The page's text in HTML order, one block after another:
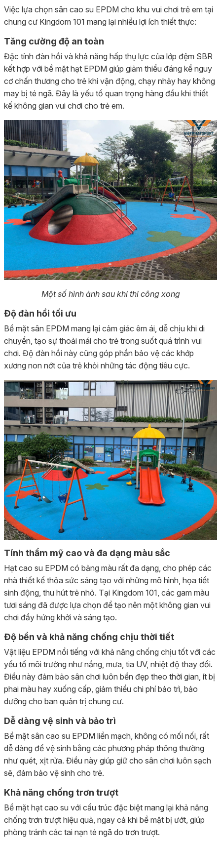
Việc lựa chọn sân cao su EPDM cho khu vui chơi trẻ em tại
chung cư Kingdom 101 mang lại nhiều lợi ích thiết thực:
Tăng cường độ an toàn
Đặc tính đàn hồi và khả năng hấp thụ lực của lớp đệm SBR
kết hợp với bề mặt hạt EPDM giúp giảm thiểu đáng kể nguy
cơ chấn thương cho trẻ khi vận động, chạy nhảy hay không
may bị té ngã. Đây là yếu tố quan trọng hàng đầu khi thiết
kế không gian vui chơi cho trẻ em.
Một số hình ảnh sau khi thi công xong
Độ đàn hồi tối ưu
Bề mặt sân EPDM mang lại cảm giác êm ái, dễ chịu khi di
chuyển, tạo sự thoải mái cho trẻ trong suốt quá trình vui
chơi. Độ đàn hồi này cũng góp phần bảo vệ các khớp
xương non nớt của trẻ khỏi những tác động tiêu cực.
Tính thẩm mỹ cao và đa dạng màu sắc
Hạt cao su EPDM có bảng màu rất đa dạng, cho phép các
nhà thiết kế thỏa sức sáng tạo với những mô hình, họa tiết
sinh động, thu hút trẻ nhỏ. Tại Kingdom 101, các gam màu
tươi sáng đã được lựa chọn để tạo nên một không gian vui
chơi đầy hứng khởi và sáng tạo.
Độ bền và khả năng chống chịu thời tiết
Vật liệu EPDM nổi tiếng với khả năng chống chịu tốt với các
yếu tố môi trường như nắng, mưa, tia UV, nhiệt độ thay đổi.
Điều này đảm bảo sân chơi luôn bền đẹp theo thời gian, ít bị
phai màu hay xuống cấp, giảm thiểu chi phí bảo trì, bảo
dưỡng cho ban quản trị chung cư.
Dễ dàng vệ sinh và bảo trì
Bề mặt sân cao su EPDM liền mạch, không có mối nối, rất
dễ dàng để vệ sinh bằng các phương pháp thông thường
như quét, xịt rửa. Điều này giúp giữ cho sân chơi luôn sạch
sẽ, đảm bảo vệ sinh cho trẻ.
Khả năng chống trơn trượt
Bề mặt hạt cao su với cấu trúc đặc biệt mang lại khả năng
chống trơn trượt hiệu quả, ngay cả khi bề mặt bị ướt, giúp
phòng tránh các tai nạn té ngã do trơn trượt.